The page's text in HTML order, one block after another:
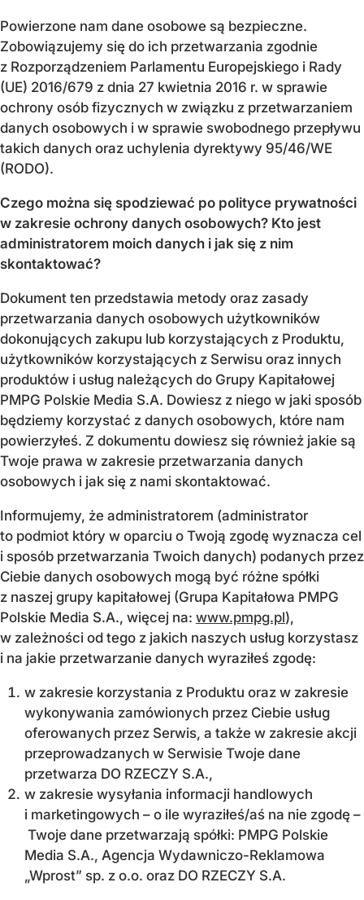
Powierzone nam dane osobowe są bezpieczne.
Zobowiązujemy się do ich przetwarzania zgodnie
z Rozporządzeniem Parlamentu Europejskiego i Rady
(UE) 2016/679 z dnia 27 kwietnia 2016 r. w sprawie
ochrony osób fizycznych w związku z przetwarzaniem
danych osobowych i w sprawie swobodnego przepływu
takich danych oraz uchylenia dyrektywy 95/46/WE
(RODO).
Czego można się spodziewać po polityce prywatności
w zakresie ochrony danych osobowych? Kto jest
administratorem moich danych i jak się z nim
skontaktować?
Dokument ten przedstawia metody oraz zasady
przetwarzania danych osobowych użytkowników
dokonujących zakupu lub korzystających z Produktu,
użytkowników korzystających z Serwisu oraz innych
produktów i usług należących do Grupy Kapitałowej
PMPG Polskie Media S.A. Dowiesz z niego w jaki sposób
będziemy korzystać z danych osobowych, które nam
powierzyłeś. Z dokumentu dowiesz się również jakie są
Twoje prawa w zakresie przetwarzania danych
osobowych i jak się z nami skontaktować.
Informujemy, że administratorem (administrator
to podmiot który w oparciu o Twoją zgodę wyznacza cel
i sposób przetwarzania Twoich danych) podanych przez
Ciebie danych osobowych mogą być różne spółki
z naszej grupy kapitałowej (Grupa Kapitałowa PMPG
Polskie Media S.A., więcej na: www.pmpg.pl),
w zależności od tego z jakich naszych usług korzystasz
i na jakie przetwarzanie danych wyraziłeś zgodę:
w zakresie korzystania z Produktu oraz w zakresie
wykonywania zamówionych przez Ciebie usług
oferowanych przez Serwis, a także w zakresie akcji
przeprowadzanych w Serwisie Twoje dane
przetwarza DO RZECZY S.A.,
w zakresie wysyłania informacji handlowych
i marketingowych – o ile wyraziłeś/aś na nie zgodę –
Twoje dane przetwarzają spółki: PMPG Polskie
Media S.A., Agencja Wydawniczo-Reklamowa
„Wprost” sp. z o.o. oraz DO RZECZY S.A.